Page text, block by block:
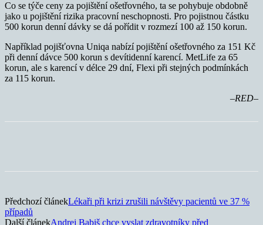
Co se týče ceny za pojištění ošetřovného, ta se pohybuje obdobně
jako u pojištění rizika pracovní neschopnosti. Pro pojistnou částku
500 korun denní dávky se dá pořídit v rozmezí 100 až 150 korun.
Například pojišťovna Uniqa nabízí pojištění ošetřovného za 151 Kč
při denní dávce 500 korun s devítidenní karencí. MetLife za 65
korun, ale s karencí v délce 29 dní, Flexi při stejných podmínkách
za 115 korun.
–RED–
Předchozí článekLékaři při krizi zrušili návštěvy pacientů ve 37 %
případů
Další článekAndrej Babiš chce vyslat zdravotníky před